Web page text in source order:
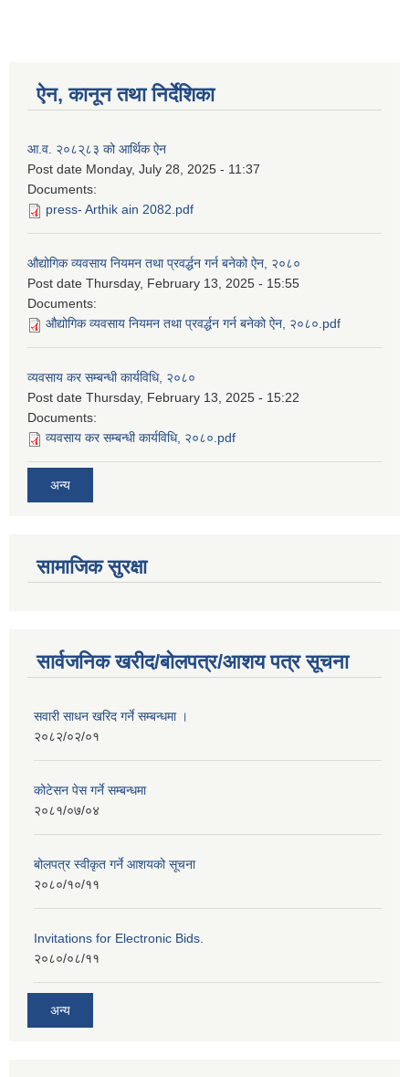
ऐन, कानून तथा निर्देशिका
आ.व. २०८२्८३ को आर्थिक ऐन
Post date Monday, July 28, 2025 - 11:37
Documents:
press- Arthik ain 2082.pdf
औद्योगिक व्यवसाय नियमन तथा प्रवर्द्धन गर्न बनेको ऐन, २०८०
Post date Thursday, February 13, 2025 - 15:55
Documents:
औद्योगिक व्यवसाय नियमन तथा प्रवर्द्धन गर्न बनेको ऐन, २०८०.pdf
व्यवसाय कर सम्बन्धी कार्यविधि, २०८०
Post date Thursday, February 13, 2025 - 15:22
Documents:
व्यवसाय कर सम्बन्धी कार्यविधि, २०८०.pdf
अन्य
सामाजिक सुरक्षा
सार्वजनिक खरीद/बोलपत्र/आशय पत्र सूचना
सवारी साधन खरिद गर्ने सम्बन्धमा ।
२०८२/०२/०१
कोटेसन पेस गर्ने सम्बन्धमा
२०८१/०७/०४
बोलपत्र स्वीकृत गर्ने आशयको सूचना
२०८०/१०/११
Invitations for Electronic Bids.
२०८०/०८/११
अन्य